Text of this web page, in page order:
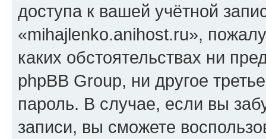
доступа к вашей учётной
«mihajlenko.anihost.ru»,
каких обстоятельствах ни
phpBB Group, ни другое
пароль. В случае, если вы
записи, вы сможете